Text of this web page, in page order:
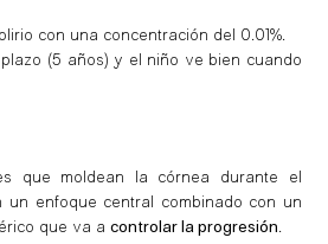
con una concentración del 0.01%.
(5 años) y el niño ve bien cuando
que moldean la córnea durante el
un enfoque central combinado con un
que va acontrolar la progresión.